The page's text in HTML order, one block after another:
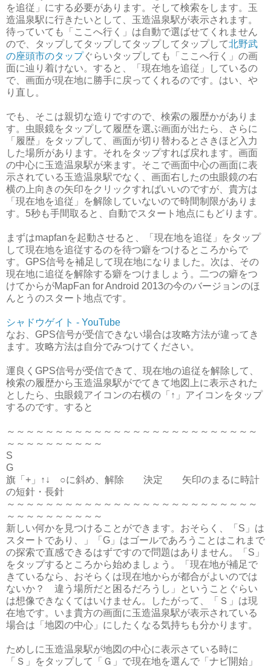
を追従」にする必要があります。そして検索をします。玉
造温泉駅に行きたいとして、玉造温泉駅が表示されます。
待っていても「ここへ行く」は自動で選ばせてくれません
ので、タップしてタップしてタップしてタップして北野武
の座頭市のタップぐらいタップしても「ここへ行く」の画
面に辿り着けない。すると、「現在地を追従」しているの
で、画面が現在地に勝手に戻ってくれるのです。はい、や
り直し。
でも、そこは親切な造りですので、検索の履歴かがありま
す。虫眼鏡をタップして履歴を選ぶ画面が出たら、さらに
「履歴」をタップして、画面が切り替わるとさきほど入力
した場所があります。それをタップすれば戻れます。画面
の中心に玉造温泉駅が来ます。そこで画面中心の画面に表
示されている玉造温泉駅でなく、画面右したの虫眼鏡の右
横の上向きの矢印をクリックすればいいのですが、貴方は
「現在地を追従」を解除していないので時間制限がありま
す。5秒も手間取ると、自動でスタート地点にもどります。
まずはmapfanを起動させると、「現在地を追従」をタップ
して現在地を追従するのを待つ癖をつけるところからで
す。GPS信号を補足して現在地になりました。次は、その
現在地に追従を解除する癖をつけましょう。二つの癖をつ
けてからがMapFan for Android 2013の今のバージョンのほ
んとうのスタート地点です。
シャドウゲイト - YouTube
なお、GPS信号が受信できない場合は攻略方法が違ってき
ます。攻略方法は自分でみつけてください。
運良くGPS信号が受信できて、現在地の追従を解除して、
検索の履歴から玉造温泉駅がでてきて地図上に表示された
としたら、虫眼鏡アイコンの右横の「↑」アイコンをタップ
するのです。すると
～～～～～～～～～～～～～～～～～～～～～～～～～～
～～～～～～～～～～
S
G
旗「+」↑↓ ○に斜め、解除 決定 矢印のまるに時計
の短針・長針
～～～～～～～～～～～～～～～～～～～～～～～～～～
～～～～～～～～～～
新しい何かを見つけることができます。おそらく、「S」は
スタートであり、」「G」はゴールであろうことはこれまで
の探索で直感できるはずですので問題はありません。「S」
をタップするところから始めましょう。「現在地が補足で
きているなら、おそらくは現在地からが都合がよいのでは
ないか？ 違う場所だと困るだろうし」ということぐらい
は想像できなくてはいけません。したがって、「Ｓ」は現
在地です。いま貴方の画面に玉造温泉駅が表示されている
場合は「地図の中心」にしたくなる気持ちも分かります。
ためしに玉造温泉駅が地図の中心に表示さている時に
「Ｓ」をタップして「Ｇ」で現在地を選んで「ナビ開始」